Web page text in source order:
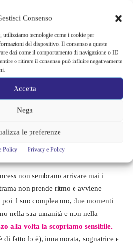
Consenso
utilizziamo tecnologie come i cookie per
del dispositivo. Il consenso a queste
dati come il comportamento di navigazione o ID
o ritirare il consenso può influire negativamente
Accetta
Nega
le preferenze
Policy Privacy e Policy
di vista salvo poi farci vedere tutto
compresi i momenti complicati e
solito viene affidato ai clienti, come a
né assolve, lascia a noi il
non sembrano arrivare mai i
non prende ritmo e avviene
poi il suo compleanno, due momenti
nella sua umanità e non nella
alla volta la scopriamo sensibile,
di fatto lo è), innamorata, sognatrice e